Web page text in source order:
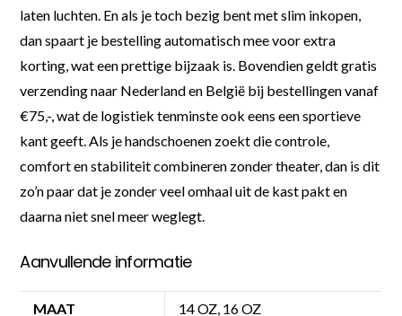
laten luchten. En als je toch bezig bent met slim inkopen,
dan spaart je bestelling automatisch mee voor extra
korting, wat een prettige bijzaak is. Bovendien geldt gratis
verzending naar Nederland en België bij bestellingen vanaf
€75,-, wat de logistiek tenminste ook eens een sportieve
kant geeft. Als je handschoenen zoekt die controle,
comfort en stabiliteit combineren zonder theater, dan is dit
zo’n paar dat je zonder veel omhaal uit de kast pakt en
daarna niet snel meer weglegt.
Aanvullende informatie
MAAT 14 OZ, 16 OZ